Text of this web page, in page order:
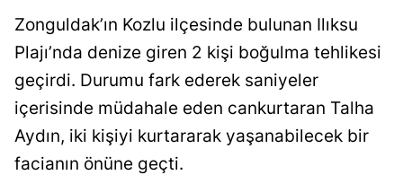
Zonguldak’ın Kozlu ilçesinde bulunan Ilıksu
Plajı’nda denize giren 2 kişi boğulma tehlikesi
geçirdi. Durumu fark ederek saniyeler
içerisinde müdahale eden cankurtaran Talha
Aydın, iki kişiyi kurtararak yaşanabilecek bir
facianın önüne geçti.